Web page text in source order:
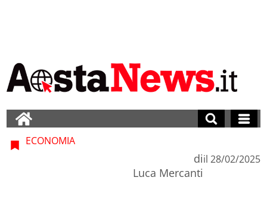
ECONOMIA
di
Luca Mercanti
il 28/02/2025